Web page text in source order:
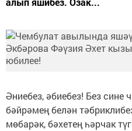
Әниебез, әбиебез! Без сине
бәйрәмең белән
мөбарәк, бәхетең һәрчак